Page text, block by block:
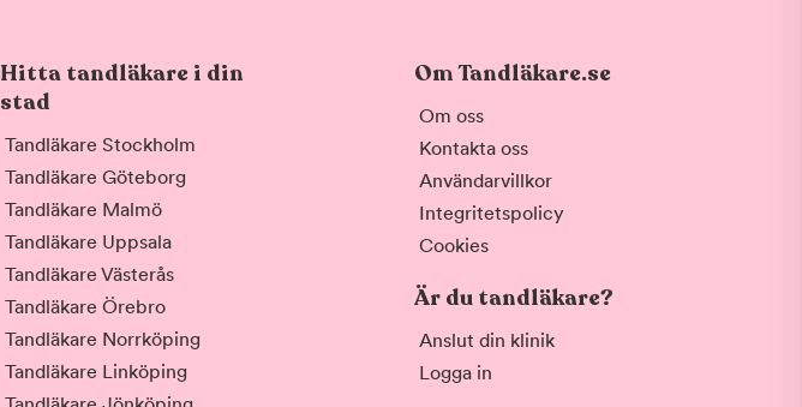
Hitta tandläkare i din
stad
Tandläkare Stockholm
Tandläkare Göteborg
Tandläkare Malmö
Tandläkare Uppsala
Tandläkare Västerås
Tandläkare Örebro
Tandläkare Norrköping
Tandläkare Linköping
Om Tandläkare.se
Om oss
Kontakta oss
Användarvillkor
Integritetspolicy
Cookies
Är du tandläkare?
Anslut din klinik
Logga in